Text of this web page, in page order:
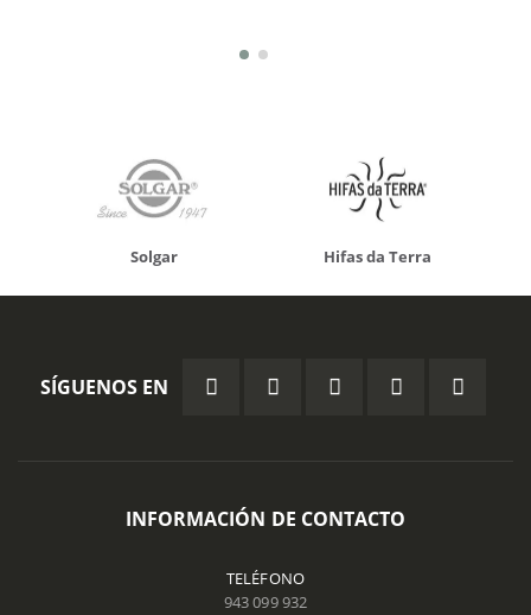
Solgar Hifas da Terra
SÍGUENOS EN
INFORMACIÓN DE CONTACTO
TELÉFONO
943 099 932